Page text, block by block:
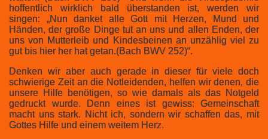
hoffentlich wirklich bald überstanden ist, werden wir
singen: „Nun danket alle Gott mit Herzen, Mund und
Händen, der große Dinge tut an uns und allen Enden, der
uns von Mutterleib und Kindesbeinen an unzählig viel zu
gut bis hier her hat getan.(Bach BWV 252)“.
Denken wir aber auch gerade in dieser für viele doch
schwierige Zeit an die Notleidenden, helfen wir denen, die
unsere Hilfe benötigen, so wie damals als das Notgeld
gedruckt wurde. Denn eines ist gewiss: Gemeinschaft
macht uns stark. Nicht ich, sondern wir schaffen das, mit
Gottes Hilfe und einem weitem Herz.